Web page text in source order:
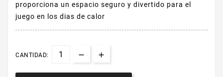
proporciona un espacio seguro y divertido para el
juego en los dias de calor
CANTIDAD: